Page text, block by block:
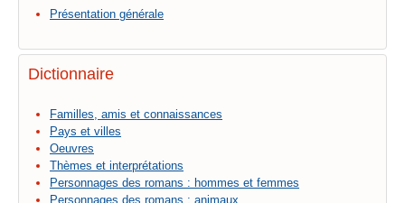
Présentation générale
Dictionnaire
Familles, amis et connaissances
Pays et villes
Oeuvres
Thèmes et interprétations
Personnages des romans : hommes et femmes
Personnages des romans : animaux